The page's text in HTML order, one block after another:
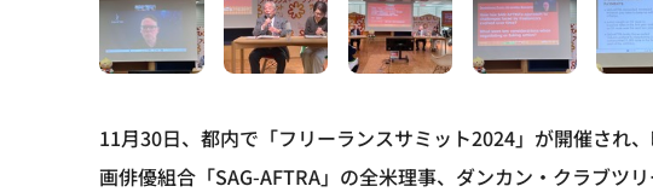
11月30日、都内で「フリーランスサミット2024」が開催され
画俳優組合「SAG-AFTRA」の全米理事、ダンカン・クラブツ